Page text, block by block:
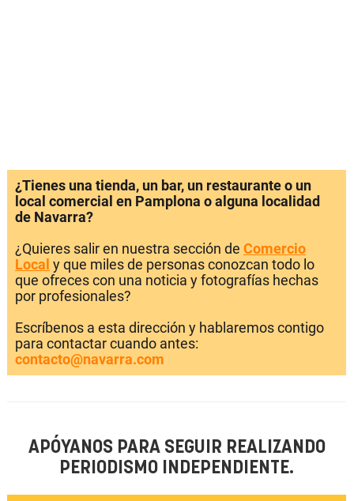
¿Tienes una tienda, un bar, un restaurante o un
local comercial en Pamplona o alguna localidad
de Navarra?
¿Quieres salir en nuestra sección de Comercio
Local y que miles de personas conozcan todo lo
que ofreces con una noticia y fotografías hechas
por profesionales?
Escríbenos a esta dirección y hablaremos contigo
para contactar cuando antes:
contacto@navarra.com
APÓYANOS PARA SEGUIR REALIZANDO
PERIODISMO INDEPENDIENTE.